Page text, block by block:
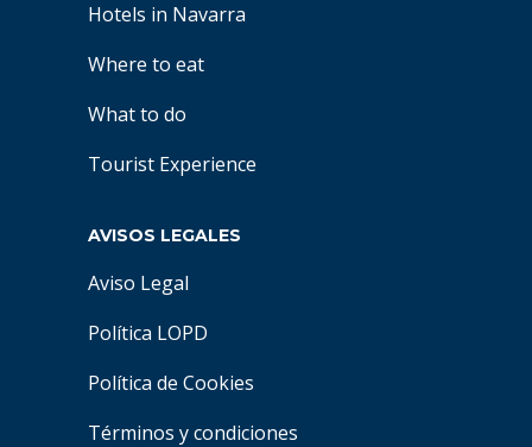
Hotels in Navarra
Where to eat
What to do
Tourist Experience
AVISOS LEGALES
Aviso Legal
Política LOPD
Política de Cookies
Términos y condiciones